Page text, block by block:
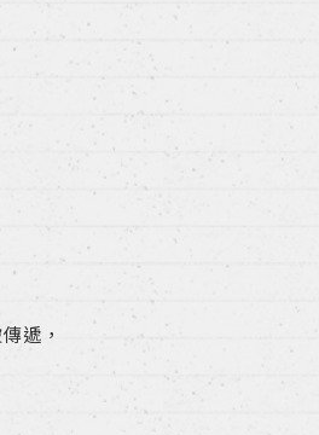
遞，